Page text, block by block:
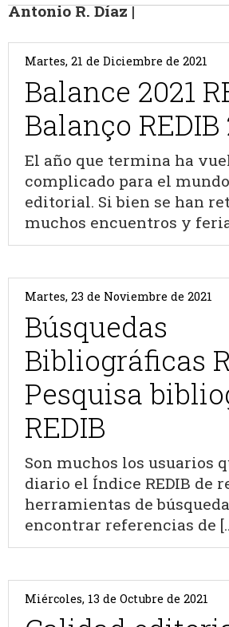
Antonio R. Díaz |
Martes, 21 de Diciembre de 2021
Balance 2021
Balanço REDIB
El año que termina ha
complicado para el
editorial. Si bien se han
muchos encuentros y
Martes, 23 de Noviembre de 2021
Búsquedas
Bibliográficas
Pesquisa
REDIB
Son muchos los usuarios
diario el Índice REDIB de
herramientas de
encontrar referencias de
Miércoles, 13 de Octubre de 2021